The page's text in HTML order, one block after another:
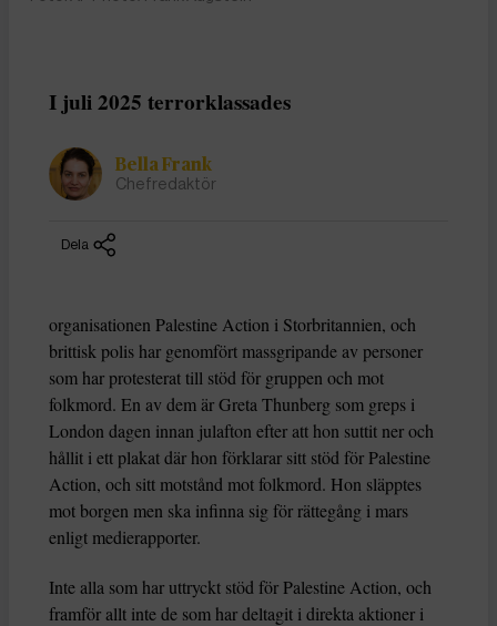
I juli 2025 terrorklassades
Bella Frank
Chefredaktör
Dela
organisationen Palestine Action i Storbritannien, och
brittisk polis har genomfört massgripande av personer
som har protesterat till stöd för gruppen och mot
folkmord. En av dem är Greta Thunberg som greps i
London dagen innan julafton efter att hon suttit ner och
hållit i ett plakat där hon förklarar sitt stöd för Palestine
Action, och sitt motstånd mot folkmord. Hon släpptes
mot borgen men ska infinna sig för rättegång i mars
enligt medierapporter.
Inte alla som har uttryckt stöd för Palestine Action, och
framför allt inte de som har deltagit i direkta aktioner i